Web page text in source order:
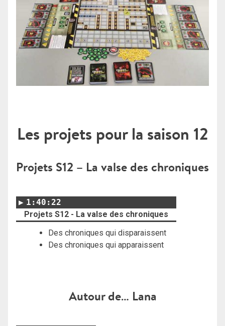
Les projets pour la saison 12
Projets S12 – La valse des chroniques
1:40:22
Projets S12 - La valse des chroniques
Des chroniques qui disparaissent
Des chroniques qui apparaissent
Autour de… Lana